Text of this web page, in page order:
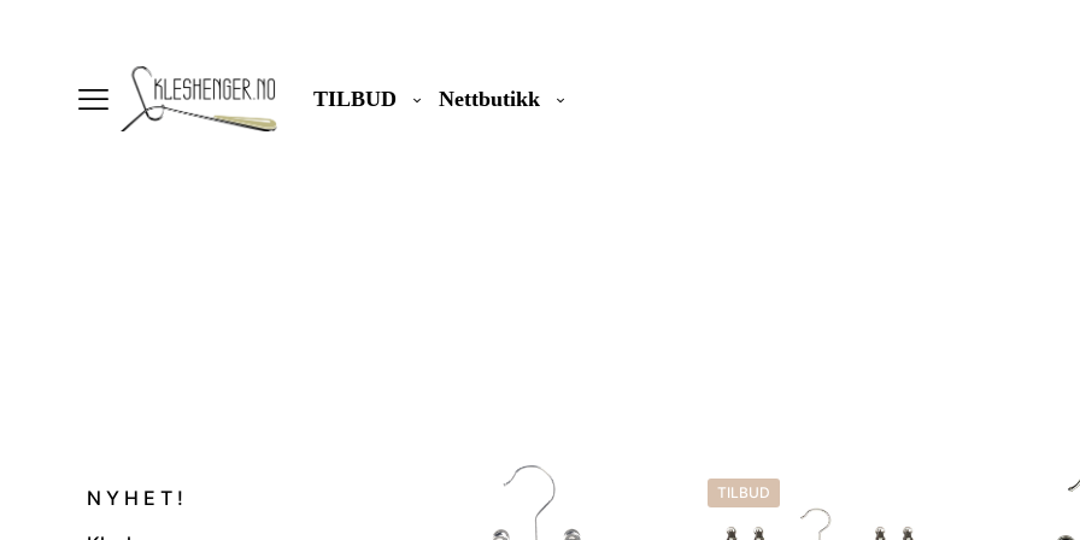
TILBUD Nettbutikk
N Y H E T !
TILBUD